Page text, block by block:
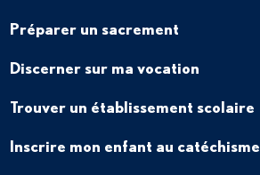
Préparer un sacrement
Discerner sur ma vocation
Trouver un établissement scolaire
Inscrire mon enfant au catéchisme